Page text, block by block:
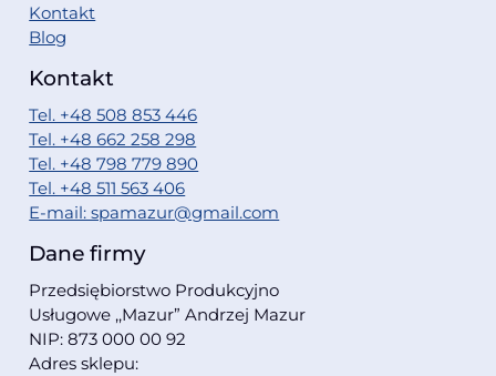
Kontakt
Blog
Kontakt
Tel. +48 508 853 446
Tel. +48 662 258 298
Tel. +48 798 779 890
Tel. +48 511 563 406
E-mail: spamazur@gmail.com
Dane firmy
Przedsiębiorstwo Produkcyjno
Usługowe ,,Mazur” Andrzej Mazur
NIP: 873 000 00 92
Adres sklepu: